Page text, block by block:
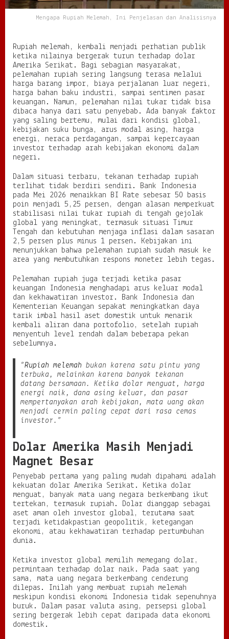
I
n
e
n
j
e
l
a
s
a
n
d
a
n
a
l
s
i
s
n
y
a
Mengapa Rupiah Melemah, Ini Penjelasan dan Analisisnya
Rupiah melemah, kembali menjadi perhatian publik
ketika nilainya bergerak turun terhadap dolar
Amerika Serikat. Bagi sebagian masyarakat,
pelemahan rupiah sering langsung terasa melalui
harga barang impor, biaya perjalanan luar negeri,
harga bahan baku industri, sampai sentimen pasar
keuangan. Namun, pelemahan nilai tukar tidak bisa
dibaca hanya dari satu penyebab. Ada banyak faktor
yang saling bertemu, mulai dari kondisi global,
kebijakan suku bunga, arus modal asing, harga
energi, neraca perdagangan, sampai kepercayaan
investor terhadap arah kebijakan ekonomi dalam
negeri.
Dalam situasi terbaru, tekanan terhadap rupiah
terlihat tidak berdiri sendiri. Bank Indonesia
pada Mei 2026 menaikkan BI Rate sebesar 50 basis
poin menjadi 5,25 persen, dengan alasan memperkuat
stabilisasi nilai tukar rupiah di tengah gejolak
global yang meningkat, termasuk situasi Timur
Tengah dan kebutuhan menjaga inflasi dalam sasaran
2,5 persen plus minus 1 persen. Kebijakan ini
menunjukkan bahwa pelemahan rupiah sudah masuk ke
area yang membutuhkan respons moneter lebih tegas.
Pelemahan rupiah juga terjadi ketika pasar
keuangan Indonesia menghadapi arus keluar modal
dan kekhawatiran investor. Bank Indonesia dan
Kementerian Keuangan sepakat meningkatkan daya
tarik imbal hasil aset domestik untuk menarik
kembali aliran dana portofolio, setelah rupiah
menyentuh level rendah dalam beberapa pekan
sebelumnya.
“Rupiah melemah bukan karena satu pintu yang
terbuka, melainkan karena banyak tekanan
datang bersamaan. Ketika dolar menguat, harga
energi naik, dana asing keluar, dan pasar
mempertanyakan arah kebijakan, mata uang akan
menjadi cermin paling cepat dari rasa cemas
investor.”
Dolar Amerika Masih Menjadi
Magnet Besar
Penyebab pertama yang paling mudah dipahami adalah
kekuatan dolar Amerika Serikat. Ketika dolar
menguat, banyak mata uang negara berkembang ikut
tertekan, termasuk rupiah. Dolar dianggap sebagai
aset aman oleh investor global, terutama saat
terjadi ketidakpastian geopolitik, ketegangan
ekonomi, atau kekhawatiran terhadap pertumbuhan
dunia.
Ketika investor global memilih memegang dolar,
permintaan terhadap dolar naik. Pada saat yang
sama, mata uang negara berkembang cenderung
dilepas. Inilah yang membuat rupiah melemah
meskipun kondisi ekonomi Indonesia tidak sepenuhnya
buruk. Dalam pasar valuta asing, persepsi global
sering bergerak lebih cepat daripada data ekonomi
domestik.